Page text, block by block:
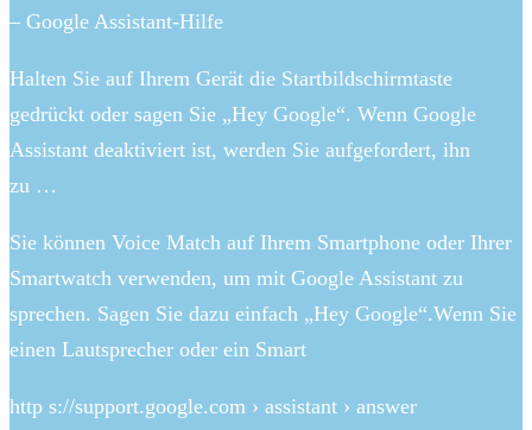
– Google Assistant-Hilfe
Halten Sie auf Ihrem Gerät die Startbildschirmtaste
gedrückt oder sagen Sie „Hey Google“. Wenn Google
Assistant deaktiviert ist, werden Sie aufgefordert, ihn
zu …
Sie können Voice Match auf Ihrem Smartphone oder Ihrer
Smartwatch verwenden, um mit Google Assistant zu
sprechen. Sagen Sie dazu einfach „Hey Google“.Wenn Sie
einen Lautsprecher oder ein Smart
http s://support.google.com › assistant › answer